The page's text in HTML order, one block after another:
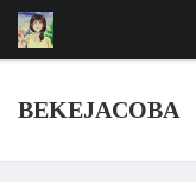
BEKEJACOBA